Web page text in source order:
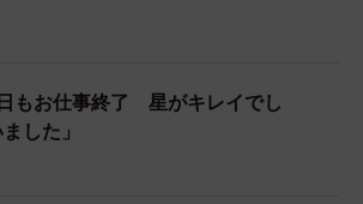
もお仕事終了 星がキレイでし
した」